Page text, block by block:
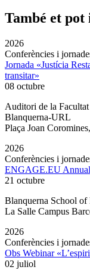
També et pot
2026
Conferències i
Jornada «Justícia
transitar»
08 octubre
Auditori de la
Blanquerna-URL
Plaça Joan
2026
Conferències i
ENGAGE.EU
21 octubre
Blanquerna School of
La Salle Campus
2026
Conferències i
Obs Webinar
02 juliol